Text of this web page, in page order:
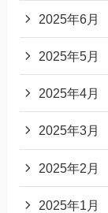
2025年6月
2025年5月
2025年4月
2025年3月
2025年2月
2025年1月